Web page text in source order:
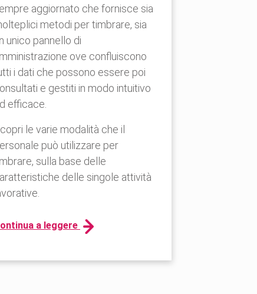
aggiornato che fornisce sia
metodi per timbrare, sia
unico pannello di
ove confluiscono
i dati che possono essere poi
e gestiti in modo intuitivo
efficace.
le varie modalità che il
può utilizzare per
sulla base delle
delle singole attività
a leggere